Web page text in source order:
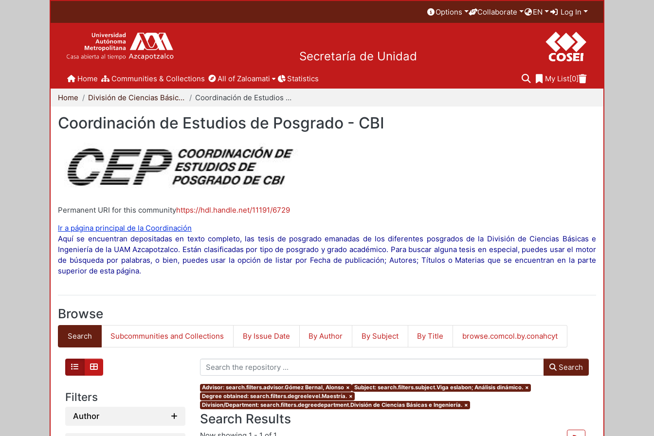
Options Collaborate EN Log In
Secretaría de Unidad
Home Communities & Collections All of Zaloamati Statistics My List[0]
Home División de Ciencias Básicas e Ingeniería Coordinación de Estudios de Posgrado - CBI
Coordinación de Estudios de Posgrado - CBI
Permanent URI for this communityhttps://hdl.handle.net/11191/6729
Ir a página principal de la Coordinación
Aquí se encuentran depositadas en texto completo, las tesis de posgrado emanadas de los diferentes posgrados de la División de Ciencias Básicas e
Ingeniería de la UAM Azcapotzalco. Están clasificadas por tipo de posgrado y grado académico. Para buscar alguna tesis en especial, puedes usar el motor
de búsqueda por palabras, o bien, puedes usar la opción de listar por Fecha de publicación; Autores; Títulos o Materias que se encuentran en la parte
superior de esta página.
Browse
Search Subcommunities and Collections By Issue Date By Author By Subject By Title browse.comcol.by.conahcyt
Filters
Author
Search
Advisor: search.filters.advisor.Gómez Bernal, Alonso × Subject: search.filters.subject.Viga eslabon; Análisis dinámico. ×
Degree obtained: search.filters.degreelevel.Maestría. ×
Division/Department: search.filters.degreedepartment.División de Ciencias Básicas e Ingeniería. ×
Search Results